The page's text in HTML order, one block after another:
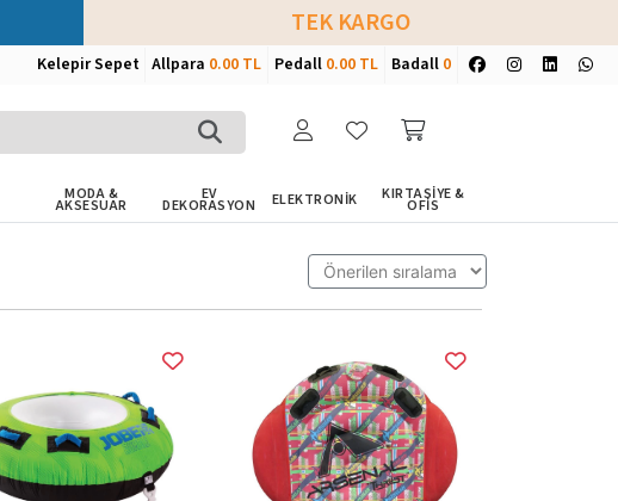
TEK KARGO
Kelepir Sepet Allpara 0.00 TL Pedall 0.00 TL Badall 0
MODA &
AKSESUAR
EV
DEKORASYON ELEKTRONİK KIRTASİYE &
OFİS